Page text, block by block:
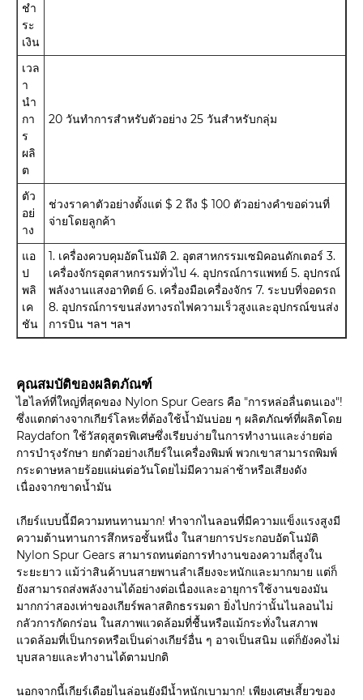
ชำ
ระ
เงิน
เวล
า
นำ
กา
ร
ผลิ
ต
20 วันทำการสำหรับตัวอย่าง 25 วันสำหรับกลุ่ม
ตัว
อย่
าง
ช่วงราคาตัวอย่างตั้งแต่ $ 2 ถึง $ 100 ตัวอย่างคำขอด่วนที่
จ่ายโดยลูกค้า
แอ
ป
พลิ
เค
ชัน
1. เครื่องควบคุมอัตโนมัติ 2. อุตสาหกรรมเซมิคอนดักเตอร์ 3.
เครื่องจักรอุตสาหกรรมทั่วไป 4. อุปกรณ์การแพทย์ 5. อุปกรณ์
พลังงานแสงอาทิตย์ 6. เครื่องมือเครื่องจักร 7. ระบบที่จอดรถ
8. อุปกรณ์การขนส่งทางรถไฟความเร็วสูงและอุปกรณ์ขนส่ง
การบิน ฯลฯ ฯลฯ
คุณสมบัติของผลิตภัณฑ์
ไฮไลท์ที่ใหญ่ที่สุดของ Nylon Spur Gears คือ "การหล่อลื่นตนเอง"!
ซึ่งแตกต่างจากเกียร์โลหะที่ต้องใช้น้ำมันบ่อย ๆ ผลิตภัณฑ์ที่ผลิตโดย
Raydafon ใช้วัสดุสูตรพิเศษซึ่งเรียบง่ายในการทำงานและง่ายต่อ
การบำรุงรักษา ยกตัวอย่างเกียร์ในเครื่องพิมพ์ พวกเขาสามารถพิมพ์
กระดาษหลายร้อยแผ่นต่อวันโดยไม่มีความล่าช้าหรือเสียงดัง
เนื่องจากขาดน้ำมัน
เกียร์แบบนี้มีความทนทานมาก! ทำจากไนลอนที่มีความแข็งแรงสูงมี
ความต้านทานการสึกหรอชั้นหนึ่ง ในสายการประกอบอัตโนมัติ
Nylon Spur Gears สามารถทนต่อการทำงานของความถี่สูงใน
ระยะยาว แม้ว่าสินค้าบนสายพานลำเลียงจะหนักและมากมาย แต่ก็
ยังสามารถส่งพลังงานได้อย่างต่อเนื่องและอายุการใช้งานของมัน
มากกว่าสองเท่าของเกียร์พลาสติกธรรมดา ยิ่งไปกว่านั้นไนลอนไม่
กลัวการกัดกร่อน ในสภาพแวดล้อมที่ชื้นหรือแม้กระทั่งในสภาพ
แวดล้อมที่เป็นกรดหรือเป็นด่างเกียร์อื่น ๆ อาจเป็นสนิม แต่ก็ยังคงไม่
บุบสลายและทำงานได้ตามปกติ
นอกจากนี้เกียร์เดือยไนล่อนยังมีน้ำหนักเบามาก! เพียงเศษเสี้ยวของ